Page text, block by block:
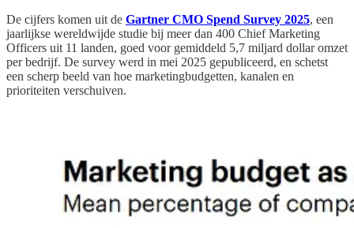
De cijfers komen uit de Gartner CMO Spend Survey 2025, een
jaarlijkse wereldwijde studie bij meer dan 400 Chief Marketing
Officers uit 11 landen, goed voor gemiddeld 5,7 miljard dollar omzet
per bedrijf. De survey werd in mei 2025 gepubliceerd, en schetst
een scherp beeld van hoe marketingbudgetten, kanalen en
prioriteiten verschuiven.